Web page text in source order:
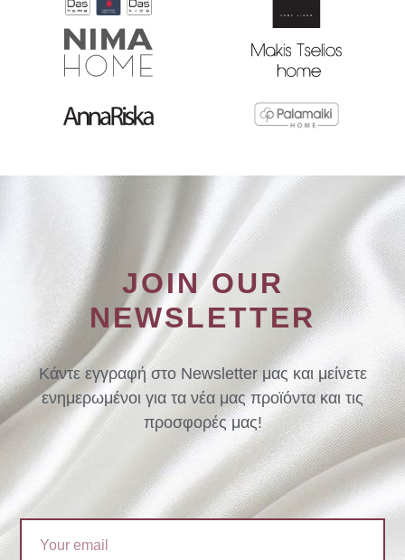
JOIN OUR
NEWSLETTER
Κάντε εγγραφή στο Newsletter μας και μείνετε
ενημερωμένοι για τα νέα μας προϊόντα και τις
προσφορές μας!